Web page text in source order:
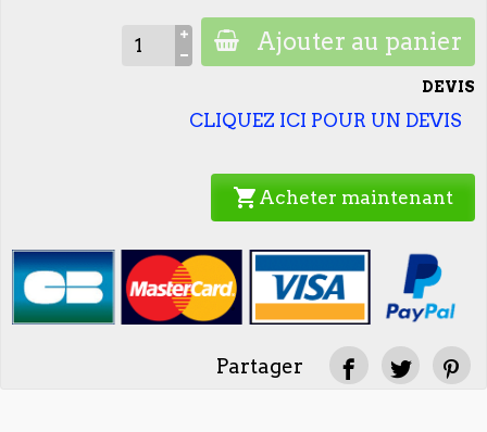
Ajouter au panier
DEVIS
CLIQUEZ ICI POUR UN DEVIS
shopping_cart Acheter maintenant
Partager